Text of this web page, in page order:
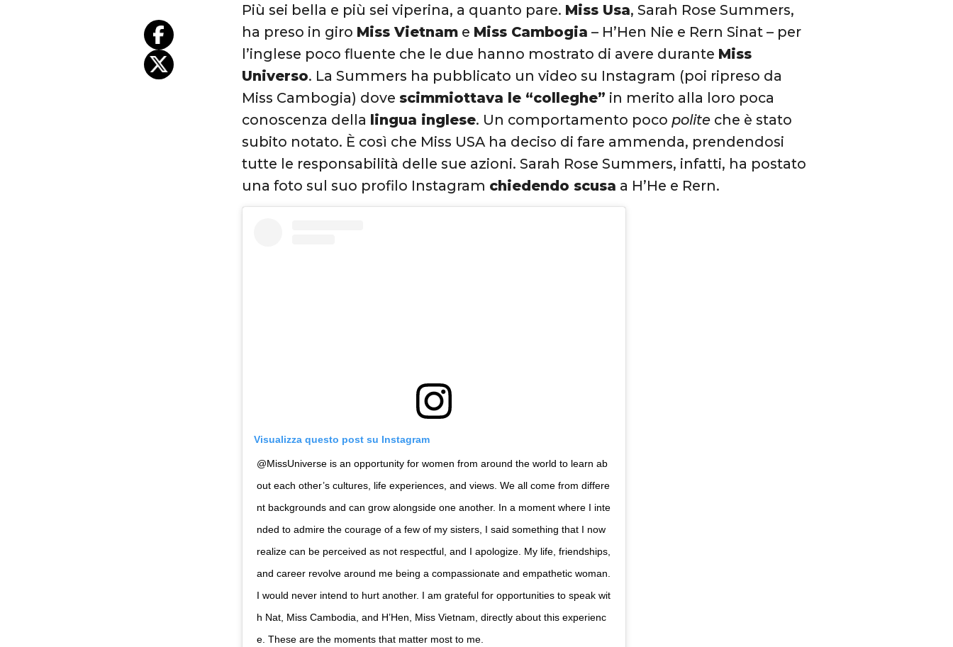
Più sei bella e più sei viperina, a quanto pare. Miss Usa, Sarah Rose Summers,
ha preso in giro Miss Vietnam e Miss Cambogia – H’Hen Nie e Rern Sinat – per
l’inglese poco fluente che le due hanno mostrato di avere durante Miss
Universo. La Summers ha pubblicato un video su Instagram (poi ripreso da
Miss Cambogia) dove scimmiottava le “colleghe” in merito alla loro poca
conoscenza della lingua inglese. Un comportamento poco polite che è stato
subito notato. È così che Miss USA ha deciso di fare ammenda, prendendosi
tutte le responsabilità delle sue azioni. Sarah Rose Summers, infatti, ha postato
una foto sul suo profilo Instagram chiedendo scusa a H’He e Rern.
Visualizza questo post su Instagram
@MissUniverse is an opportunity for women from around the world to learn ab
out each other’s cultures, life experiences, and views. We all come from differe
nt backgrounds and can grow alongside one another. In a moment where I inte
nded to admire the courage of a few of my sisters, I said something that I now
realize can be perceived as not respectful, and I apologize. My life, friendships,
and career revolve around me being a compassionate and empathetic woman.
I would never intend to hurt another. I am grateful for opportunities to speak wit
h Nat, Miss Cambodia, and H’Hen, Miss Vietnam, directly about this experienc
e. These are the moments that matter most to me.